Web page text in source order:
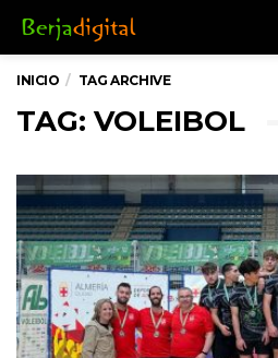
INICIO TAG ARCHIVE
TAG: VOLEIBOL